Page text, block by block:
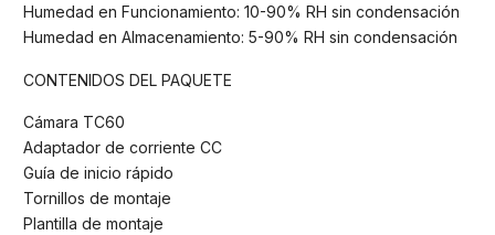
Humedad en Funcionamiento: 10-90% RH sin condensación
Humedad en Almacenamiento: 5-90% RH sin condensación
CONTENIDOS DEL PAQUETE
Cámara TC60
Adaptador de corriente CC
Guía de inicio rápido
Tornillos de montaje
Plantilla de montaje